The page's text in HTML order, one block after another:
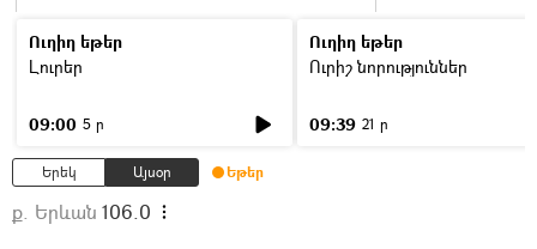
Ուղիղ եթեր
Լուրեր
09:00 5 ր
Ուղիղ եթեր
Ուրիշ նորություններ
09:39 21 ր
Երեկ Այսօր Եթեր
ք. Երևան 106.0